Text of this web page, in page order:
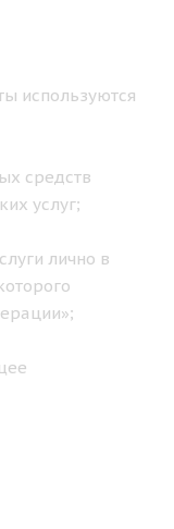
используются
средств
услуг;
лично в